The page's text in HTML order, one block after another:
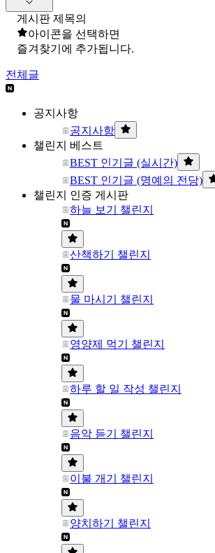
게시판 제목의
아이콘을 선택하면
즐겨찾기에 추가됩니다.
전체글
공지사항
공지사항
챌린지 베스트
BEST 인기글 (실시간)
BEST 인기글 (명예의 전당)
챌린지 인증 게시판
하늘 보기 챌린지
산책하기 챌린지
물 마시기 챌린지
영양제 먹기 챌린지
하루 할 일 작성 챌린지
음악 듣기 챌린지
이불 개기 챌린지
양치하기 챌린지